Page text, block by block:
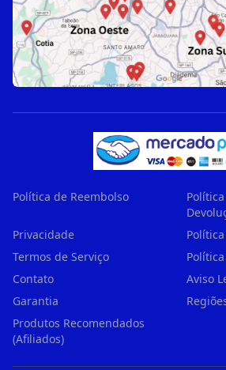
Política de Reembolso
Privacidade
Termos de Serviço
Contato
Aviso
Garantia
Produtos Recomendados
(Afiliados)